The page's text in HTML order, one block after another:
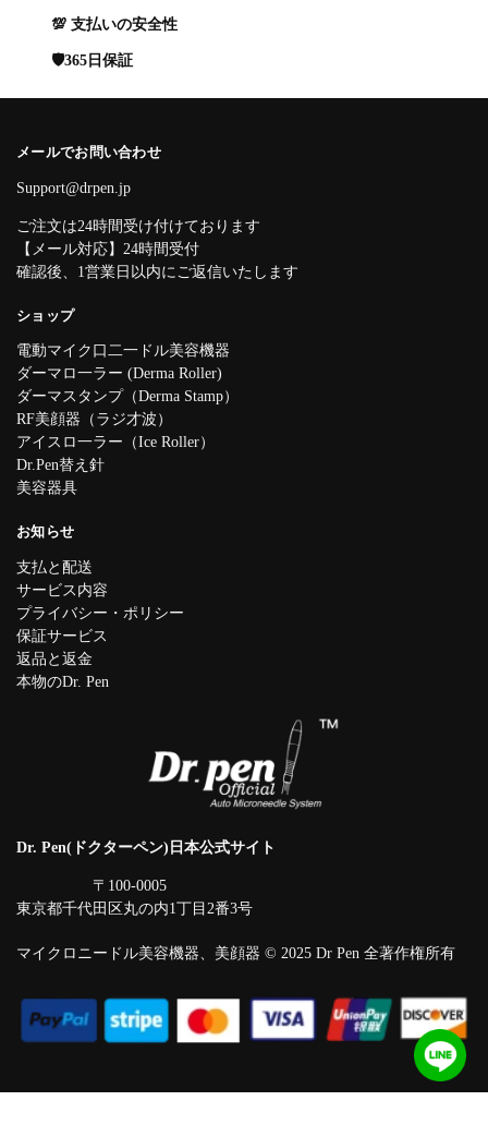
💯 支払いの安全性
🛡️365日保証
メールでお問い合わせ
Support@drpen.jp
ご注文は24時間受け付けております
【メール対応】24時間受付
確認後、1営業日以内にご返信いたします
ショップ
電動マイク口二一ドル美容機器
ダーマロ一ラー (Derma Roller)
ダーマスタンプ（Derma Stamp）
RF美顔器（ラジ才波）
アイスロ一ラー（Ice Roller）
Dr.Pen替え針
美容器具
お知らせ
支払と配送
サービス内容
プライバシー・ポリシー
保証サービス
返品と返金
本物のDr. Pen
Dr. Pen(ドクターペン)日本公式サイト
〒100-0005
東京都千代田区丸の内1丁目2番3号
マイクロニードル美容機器、美顔器 © 2025 Dr Pen 全著作権所有